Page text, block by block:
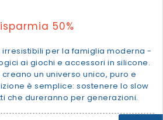
50%
per la famiglia moderna -
ai giochi e accessori in silicone.
un universo unico, puro e
è semplice: sostenere lo slow
che dureranno per generazioni.